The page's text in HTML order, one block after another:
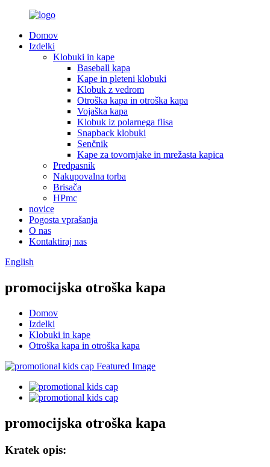
Domov
Izdelki
Klobuki in kape
Baseball kapa
Kape in pleteni klobuki
Klobuk z vedrom
Otroška kapa in otroška kapa
Vojaška kapa
Klobuk iz polarnega flisa
Snapback klobuki
Senčnik
Kape za tovornjake in mrežasta kapica
Predpasnik
Nakupovalna torba
Brisača
HPmc
novice
Pogosta vprašanja
O nas
Kontaktiraj nas
English
promocijska otroška kapa
Domov
Izdelki
Klobuki in kape
Otroška kapa in otroška kapa
promocijska otroška kapa
Kratek opis: